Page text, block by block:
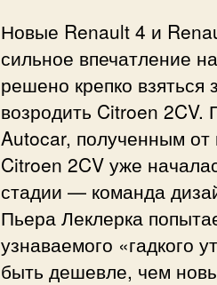
Новые Renault 4 и
сильное впечатление
решено крепко взяться
возродить Citroen
Autocar, полученным от
Citroen 2CV уже
стадии — команда
Пьера Леклерка
узнаваемого «гадкого
быть дешевле, чем